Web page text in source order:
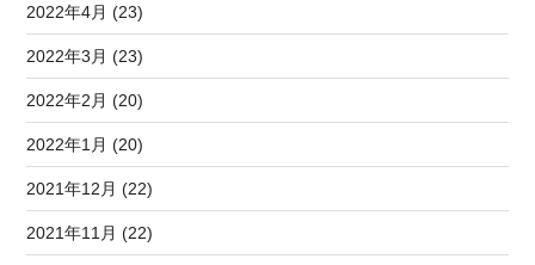
2022年4月 (23)
2022年3月 (23)
2022年2月 (20)
2022年1月 (20)
2021年12月 (22)
2021年11月 (22)